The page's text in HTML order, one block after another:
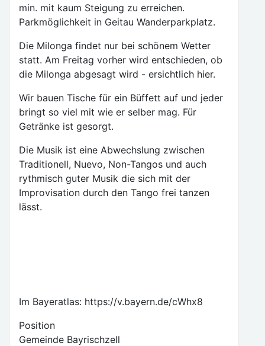
min. mit kaum Steigung zu erreichen.
Parkmöglichkeit in Geitau Wanderparkplatz.
Die Milonga findet nur bei schönem Wetter
statt. Am Freitag vorher wird entschieden, ob
die Milonga abgesagt wird - ersichtlich hier.
Wir bauen Tische für ein Büffett auf und jeder
bringt so viel mit wie er selber mag. Für
Getränke ist gesorgt.
Die Musik ist eine Abwechslung zwischen
Traditionell, Nuevo, Non-Tangos und auch
rythmisch guter Musik die sich mit der
Improvisation durch den Tango frei tanzen
lässt.
Im Bayeratlas: https://v.bayern.de/cWhx8
Position
Gemeinde Bayrischzell